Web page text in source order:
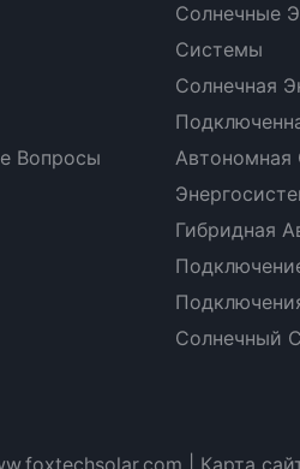
Вопросы
Солнечные
Системы
Солнечная
Автономная
Гибридная
Солнечный
Карта